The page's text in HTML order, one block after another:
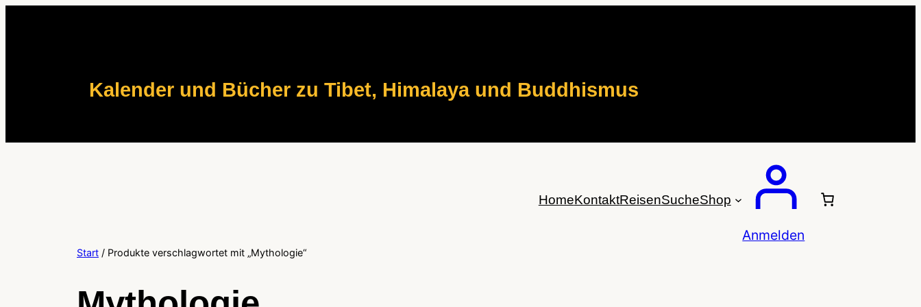
Kalender und Bücher zu Tibet, Himalaya und Buddhismus
HomeKontaktReisenSucheShop
Anmelden
Start / Produkte verschlagwortet mit „Mythologie“